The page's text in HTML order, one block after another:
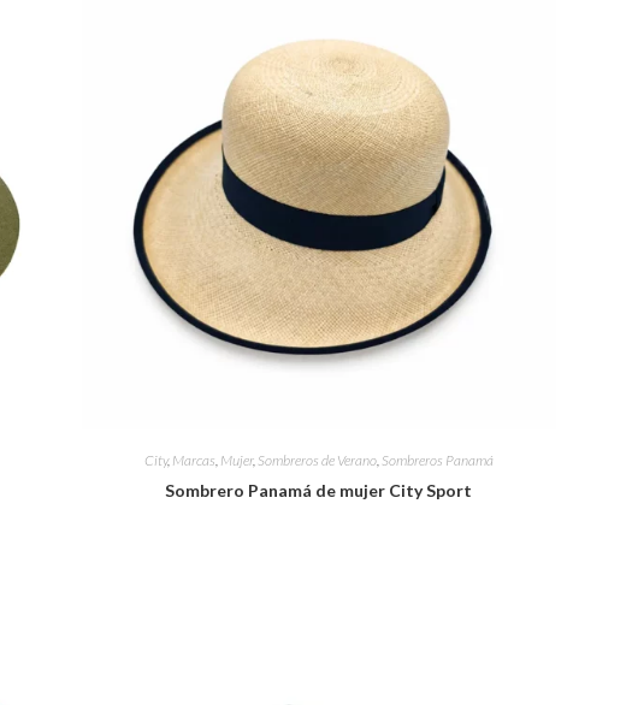
City, Marcas, Mujer, Sombreros de Verano, Sombreros Panamá
Sombrero Panamá de mujer City Sport